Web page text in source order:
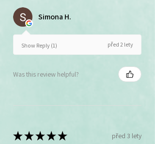
Simona H.
Show Reply (1) před 2 lety
Was this review helpful?
★★★★★ před 3 lety